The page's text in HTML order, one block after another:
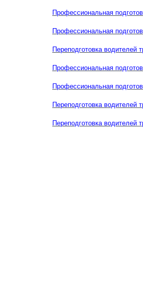
Профессиональная
Профессиональная
Переподготовка водителей
Профессиональная
Профессиональная
Переподготовка водителей
Переподготовка водителей